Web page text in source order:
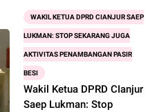
WAKIL KETUA DPRD CIANJUR SAEP
LUKMAN: STOP SEKARANG JUGA
AKTIVITAS PENAMBANGAN PASIR
BESI
Wakil Ketua DPRD CIanjur
Saep Lukman: Stop